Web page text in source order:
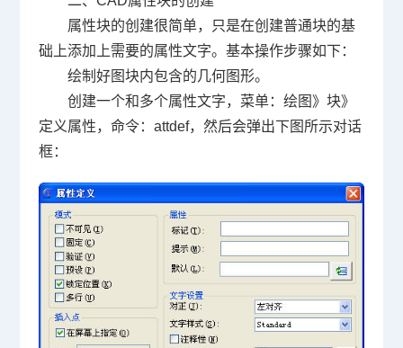
属性块的创建很简单，只是在创建普通块的基
础上添加上需要的属性文字。基本操作步骤如下：
绘制好图块内包含的几何图形。
创建一个和多个属性文字，菜单：绘图》块》
定义属性，命令：attdef，然后会弹出下图所示对话
框：